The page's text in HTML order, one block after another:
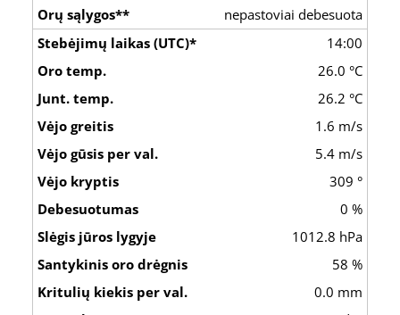
nepastoviai debesuota
14:00
26.0 °C
26.2 °C
1.6 m/s
5.4 m/s
309 °
0 %
1012.8 hPa
58 %
0.0 mm